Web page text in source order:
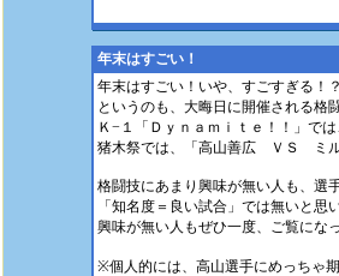
年末はすごい！
年末はすごい！いや、すごすぎる！
というのも、大晦日に開催される格
Ｋ−１「Ｄｙｎａｍｉｔｅ！！」
猪木祭では、「高山善広 ＶＳ ミ
格闘技にあまり興味が無い人も、選
「知名度＝良い試合」では無いと思
興味が無い人もぜひ一度、ご覧にな
※個人的には、高山選手にめっちゃ